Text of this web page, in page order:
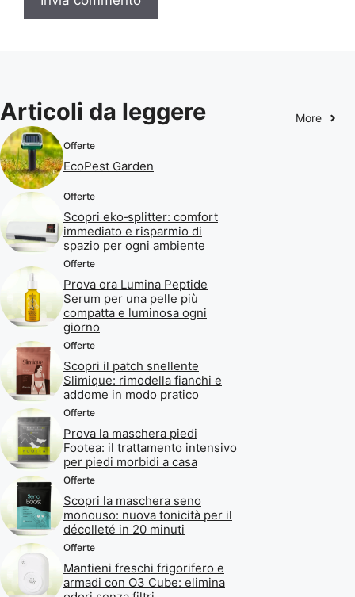
Articoli da leggere More
Offerte
EcoPest Garden
Offerte
Scopri eko‑splitter: comfort
immediato e risparmio di
spazio per ogni ambiente
Offerte
Prova ora Lumina Peptide
Serum per una pelle più
compatta e luminosa ogni
giorno
Offerte
Scopri il patch snellente
Slimique: rimodella fianchi e
addome in modo pratico
Offerte
Prova la maschera piedi
Footea: il trattamento intensivo
per piedi morbidi a casa
Offerte
Scopri la maschera seno
monouso: nuova tonicità per il
décolleté in 20 minuti
Offerte
Mantieni freschi frigorifero e
armadi con O3 Cube: elimina